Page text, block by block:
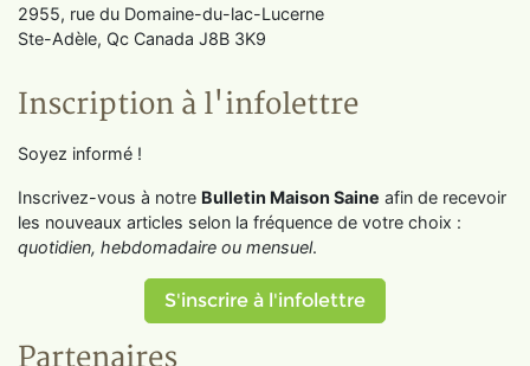
2955, rue du Domaine-du-lac-Lucerne
Ste-Adèle, Qc Canada J8B 3K9
Inscription à l'infolettre
Soyez informé !
Inscrivez-vous à notre Bulletin Maison Saine afin de recevoir
les nouveaux articles selon la fréquence de votre choix :
quotidien, hebdomadaire ou mensuel.
S'inscrire à l'infolettre
Partenaires